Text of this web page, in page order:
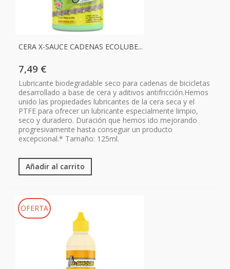
CERA X-SAUCE CADENAS ECOLUBE...
7,49 €
Lubricante biodegradable seco para cadenas de bicicletas
desarrollado a base de cera y aditivos antifricción.Hemos
unido las propiedades lubricantes de la cera seca y el
PTFE para ofrecer un lubricante especialmente limpio,
seco y duradero. Duración que hemos ido mejorando
progresivamente hasta conseguir un producto
excepcional.* Tamaño: 125ml.
Añadir al carrito
OFERTA